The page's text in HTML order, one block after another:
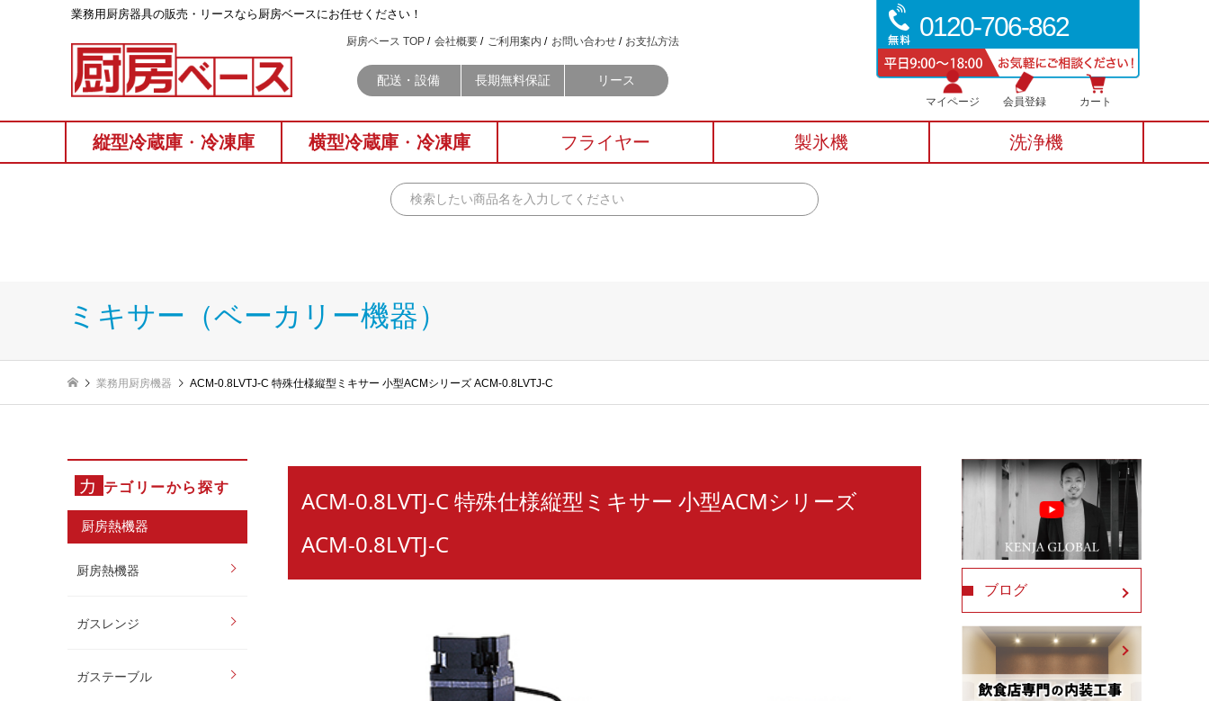
0120-706-862
業務⽤厨房器具の販売・リースなら厨房ベースにお任せください！
厨房ベース TOP 会社概要 ご利用案内 お問い合わせ お支払方法
配送・設備 長期無料保証 リース
マイページ 会員登録 カート
縦型冷蔵庫 ・ 冷凍庫 横型冷蔵庫 ・ 冷凍庫 フライヤー 製氷機 洗浄機
ミキサー（ベーカリー機器）
業務用厨房機器 ACM-0.8LVTJ-C 特殊仕様縦型ミキサー 小型ACMシリーズ ACM-0.8LVTJ-C
カ テゴリーから探す
厨房熱機器
厨房熱機器
ガスレンジ
ガステーブル
ACM-0.8LVTJ-C 特殊仕様縦型ミキサー 小型ACMシリーズ
ACM-0.8LVTJ-C
ブログ